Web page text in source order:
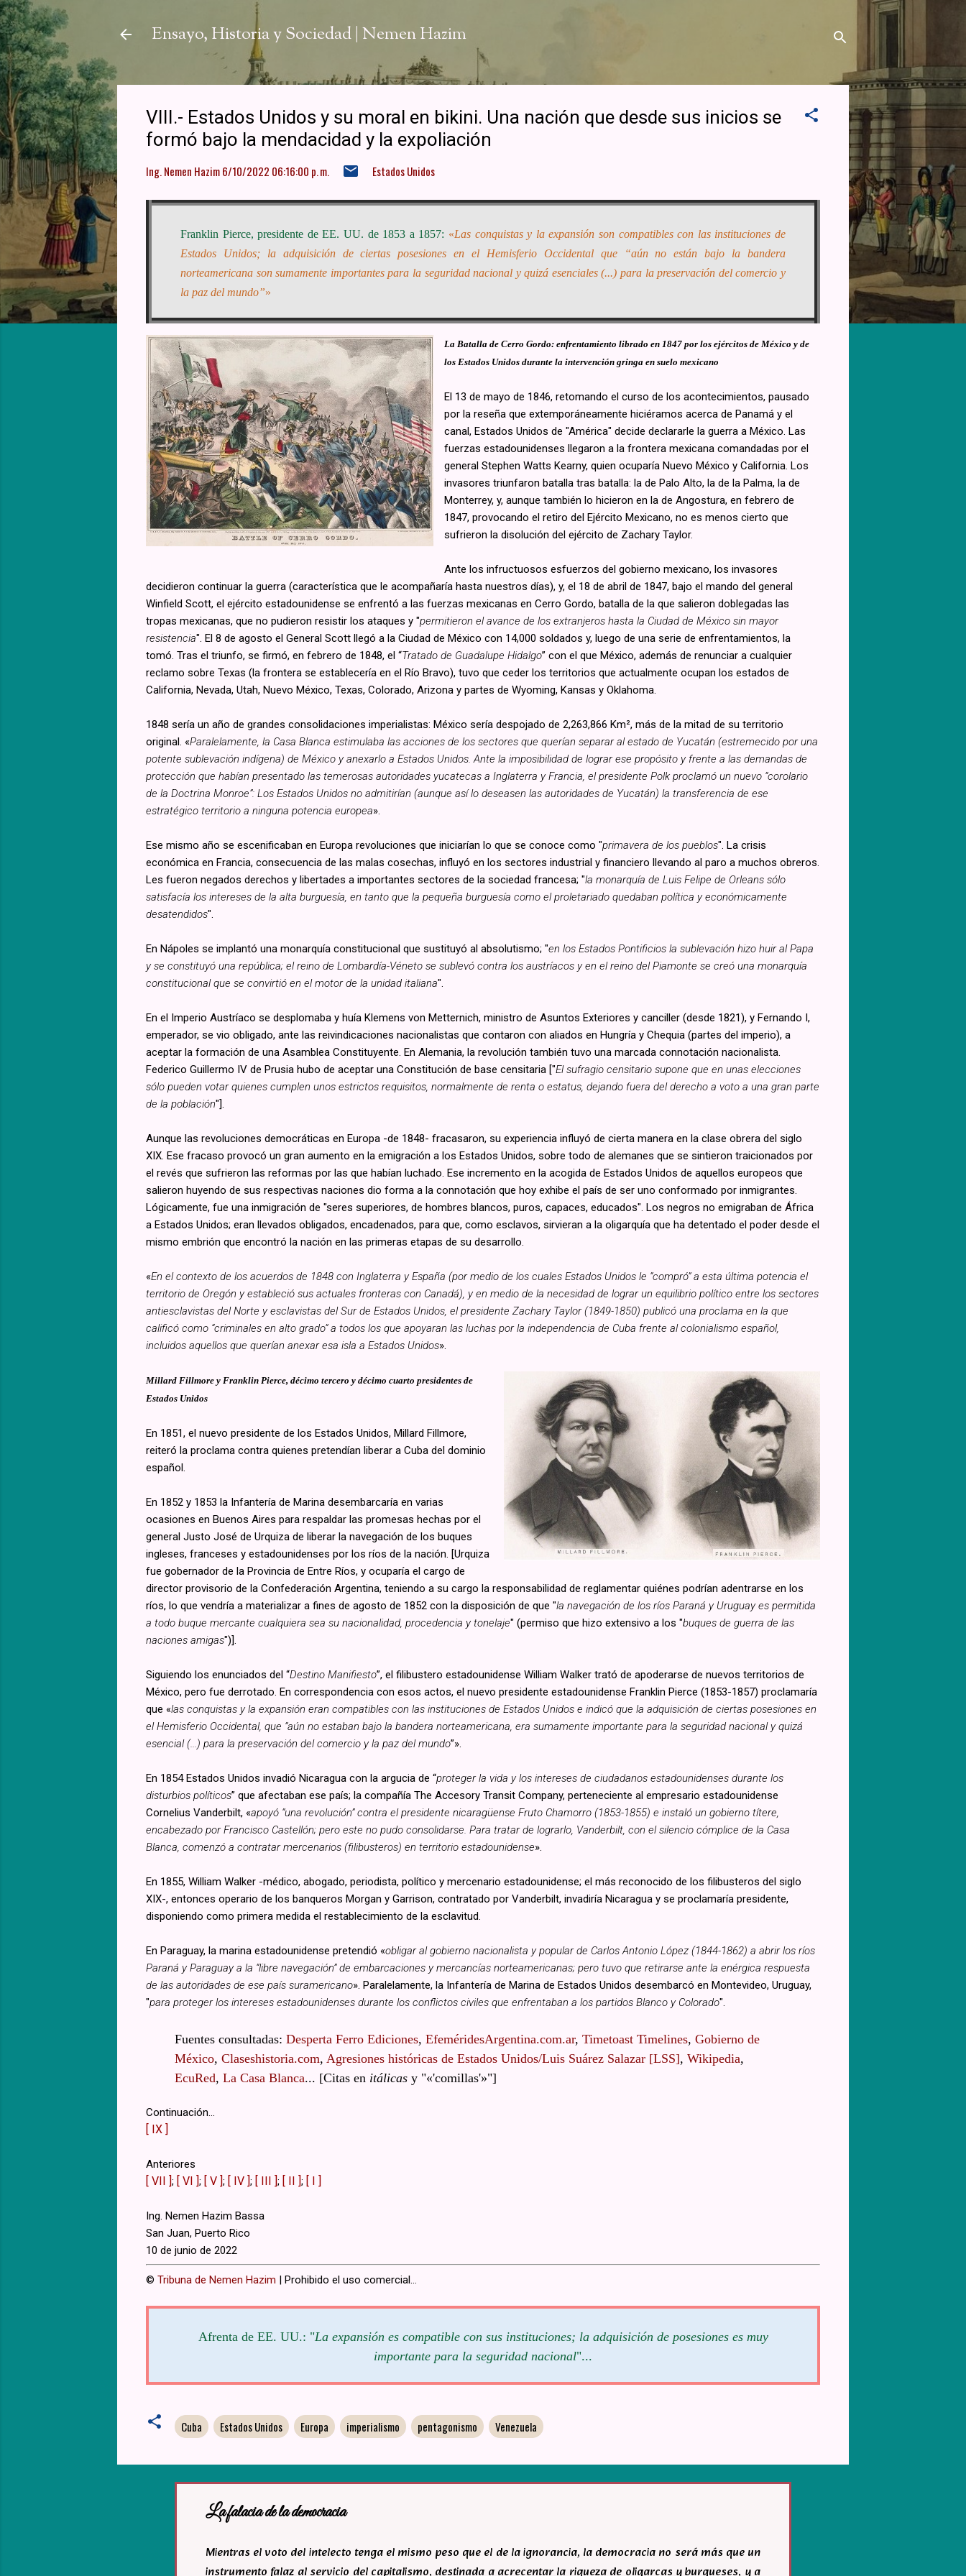
Ensayo, Historia y Sociedad | Nemen Hazim
VIII.- Estados Unidos y su moral en bikini. Una nación que desde sus inicios se
formó bajo la mendacidad y la expoliación
Ing. Nemen Hazim6/10/2022 06:16:00 p. m. Estados Unidos
Franklin Pierce, presidente de EE. UU. de 1853 a 1857: «Las conquistas y la expansión son compatibles con las instituciones de
Estados Unidos; la adquisición de ciertas posesiones en el Hemisferio Occidental que “aún no están bajo la bandera
norteamericana son sumamente importantes para la seguridad nacional y quizá esenciales (...) para la preservación del comercio y
la paz del mundo”»
La Batalla de Cerro Gordo: enfrentamiento librado en 1847 por los ejércitos de México y de
los Estados Unidos durante la intervención gringa en suelo mexicano
El 13 de mayo de 1846, retomando el curso de los acontecimientos, pausado
por la reseña que extemporáneamente hiciéramos acerca de Panamá y el
canal, Estados Unidos de "América" decide declararle la guerra a México. Las
fuerzas estadounidenses llegaron a la frontera mexicana comandadas por el
general Stephen Watts Kearny, quien ocuparía Nuevo México y California. Los
invasores triunfaron batalla tras batalla: la de Palo Alto, la de la Palma, la de
Monterrey, y, aunque también lo hicieron en la de Angostura, en febrero de
1847, provocando el retiro del Ejército Mexicano, no es menos cierto que
sufrieron la disolución del ejército de Zachary Taylor.
Ante los infructuosos esfuerzos del gobierno mexicano, los invasores
decidieron continuar la guerra (característica que le acompañaría hasta nuestros días), y, el 18 de abril de 1847, bajo el mando del general
Winfield Scott, el ejército estadounidense se enfrentó a las fuerzas mexicanas en Cerro Gordo, batalla de la que salieron doblegadas las
tropas mexicanas, que no pudieron resistir los ataques y "permitieron el avance de los extranjeros hasta la Ciudad de México sin mayor
resistencia". El 8 de agosto el General Scott llegó a la Ciudad de México con 14,000 soldados y, luego de una serie de enfrentamientos, la
tomó. Tras el triunfo, se firmó, en febrero de 1848, el “Tratado de Guadalupe Hidalgo” con el que México, además de renunciar a cualquier
reclamo sobre Texas (la frontera se establecería en el Río Bravo), tuvo que ceder los territorios que actualmente ocupan los estados de
California, Nevada, Utah, Nuevo México, Texas, Colorado, Arizona y partes de Wyoming, Kansas y Oklahoma.
1848 sería un año de grandes consolidaciones imperialistas: México sería despojado de 2,263,866 Km², más de la mitad de su territorio
original. «Paralelamente, la Casa Blanca estimulaba las acciones de los sectores que querían separar al estado de Yucatán (estremecido por una
potente sublevación indígena) de México y anexarlo a Estados Unidos. Ante la imposibilidad de lograr ese propósito y frente a las demandas de
protección que habían presentado las temerosas autoridades yucatecas a Inglaterra y Francia, el presidente Polk proclamó un nuevo “corolario
de la Doctrina Monroe”: Los Estados Unidos no admitirían (aunque así lo deseasen las autoridades de Yucatán) la transferencia de ese
estratégico territorio a ninguna potencia europea».
Ese mismo año se escenificaban en Europa revoluciones que iniciarían lo que se conoce como "primavera de los pueblos". La crisis
económica en Francia, consecuencia de las malas cosechas, influyó en los sectores industrial y financiero llevando al paro a muchos obreros.
Les fueron negados derechos y libertades a importantes sectores de la sociedad francesa; "la monarquía de Luis Felipe de Orleans sólo
satisfacía los intereses de la alta burguesía, en tanto que la pequeña burguesía como el proletariado quedaban política y económicamente
desatendidos".
En Nápoles se implantó una monarquía constitucional que sustituyó al absolutismo; "en los Estados Pontificios la sublevación hizo huir al Papa
y se constituyó una república; el reino de Lombardía-Véneto se sublevó contra los austríacos y en el reino del Piamonte se creó una monarquía
constitucional que se convirtió en el motor de la unidad italiana".
En el Imperio Austríaco se desplomaba y huía Klemens von Metternich, ministro de Asuntos Exteriores y canciller (desde 1821), y Fernando I,
emperador, se vio obligado, ante las reivindicaciones nacionalistas que contaron con aliados en Hungría y Chequia (partes del imperio), a
aceptar la formación de una Asamblea Constituyente. En Alemania, la revolución también tuvo una marcada connotación nacionalista.
Federico Guillermo IV de Prusia hubo de aceptar una Constitución de base censitaria ["El sufragio censitario supone que en unas elecciones
sólo pueden votar quienes cumplen unos estrictos requisitos, normalmente de renta o estatus, dejando fuera del derecho a voto a una gran parte
de la población"].
Aunque las revoluciones democráticas en Europa -de 1848- fracasaron, su experiencia influyó de cierta manera en la clase obrera del siglo
XIX. Ese fracaso provocó un gran aumento en la emigración a los Estados Unidos, sobre todo de alemanes que se sintieron traicionados por
el revés que sufrieron las reformas por las que habían luchado. Ese incremento en la acogida de Estados Unidos de aquellos europeos que
salieron huyendo de sus respectivas naciones dio forma a la connotación que hoy exhibe el país de ser uno conformado por inmigrantes.
Lógicamente, fue una inmigración de "seres superiores, de hombres blancos, puros, capaces, educados". Los negros no emigraban de África
a Estados Unidos; eran llevados obligados, encadenados, para que, como esclavos, sirvieran a la oligarquía que ha detentado el poder desde el
mismo embrión que encontró la nación en las primeras etapas de su desarrollo.
«En el contexto de los acuerdos de 1848 con Inglaterra y España (por medio de los cuales Estados Unidos le “compró” a esta última potencia el
territorio de Oregón y estableció sus actuales fronteras con Canadá), y en medio de la necesidad de lograr un equilibrio político entre los sectores
antiesclavistas del Norte y esclavistas del Sur de Estados Unidos, el presidente Zachary Taylor (1849-1850) publicó una proclama en la que
calificó como “criminales en alto grado” a todos los que apoyaran las luchas por la independencia de Cuba frente al colonialismo español,
incluidos aquellos que querían anexar esa isla a Estados Unidos».
Millard Fillmore y Franklin Pierce, décimo tercero y décimo cuarto presidentes de
Estados Unidos
En 1851, el nuevo presidente de los Estados Unidos, Millard Fillmore,
reiteró la proclama contra quienes pretendían liberar a Cuba del dominio
español.
En 1852 y 1853 la Infantería de Marina desembarcaría en varias
ocasiones en Buenos Aires para respaldar las promesas hechas por el
general Justo José de Urquiza de liberar la navegación de los buques
ingleses, franceses y estadounidenses por los ríos de la nación. [Urquiza
fue gobernador de la Provincia de Entre Ríos, y ocuparía el cargo de
director provisorio de la Confederación Argentina, teniendo a su cargo la responsabilidad de reglamentar quiénes podrían adentrarse en los
ríos, lo que vendría a materializar a fines de agosto de 1852 con la disposición de que "la navegación de los ríos Paraná y Uruguay es permitida
a todo buque mercante cualquiera sea su nacionalidad, procedencia y tonelaje" (permiso que hizo extensivo a los "buques de guerra de las
naciones amigas")].
Siguiendo los enunciados del “Destino Manifiesto”, el filibustero estadounidense William Walker trató de apoderarse de nuevos territorios de
México, pero fue derrotado. En correspondencia con esos actos, el nuevo presidente estadounidense Franklin Pierce (1853-1857) proclamaría
que «las conquistas y la expansión eran compatibles con las instituciones de Estados Unidos e indicó que la adquisición de ciertas posesiones en
el Hemisferio Occidental, que “aún no estaban bajo la bandera norteamericana, era sumamente importante para la seguridad nacional y quizá
esencial (...) para la preservación del comercio y la paz del mundo”».
En 1854 Estados Unidos invadió Nicaragua con la argucia de “proteger la vida y los intereses de ciudadanos estadounidenses durante los
disturbios políticos” que afectaban ese país; la compañía The Accesory Transit Company, perteneciente al empresario estadounidense
Cornelius Vanderbilt, «apoyó “una revolución” contra el presidente nicaragüense Fruto Chamorro (1853-1855) e instaló un gobierno títere,
encabezado por Francisco Castellón; pero este no pudo consolidarse. Para tratar de lograrlo, Vanderbilt, con el silencio cómplice de la Casa
Blanca, comenzó a contratar mercenarios (filibusteros) en territorio estadounidense».
En 1855, William Walker -médico, abogado, periodista, político y mercenario estadounidense; el más reconocido de los filibusteros del siglo
XIX-, entonces operario de los banqueros Morgan y Garrison, contratado por Vanderbilt, invadiría Nicaragua y se proclamaría presidente,
disponiendo como primera medida el restablecimiento de la esclavitud.
En Paraguay, la marina estadounidense pretendió «obligar al gobierno nacionalista y popular de Carlos Antonio López (1844-1862) a abrir los ríos
Paraná y Paraguay a la “libre navegación” de embarcaciones y mercancías norteamericanas; pero tuvo que retirarse ante la enérgica respuesta
de las autoridades de ese país suramericano». Paralelamente, la Infantería de Marina de Estados Unidos desembarcó en Montevideo, Uruguay,
"para proteger los intereses estadounidenses durante los conflictos civiles que enfrentaban a los partidos Blanco y Colorado".
Fuentes consultadas: Desperta Ferro Ediciones, EfeméridesArgentina.com.ar, Timetoast Timelines, Gobierno de
México, Claseshistoria.com, Agresiones históricas de Estados Unidos/Luis Suárez Salazar [LSS], Wikipedia,
EcuRed, La Casa Blanca... [Citas en itálicas y "«'comillas'»"]
Continuación...
[ IX ]
Anteriores
[ VII ]; [ VI ]; [ V ]; [ IV ]; [ III ]; [ II ]; [ I ]
Ing. Nemen Hazim Bassa
San Juan, Puerto Rico
10 de junio de 2022
© Tribuna de Nemen Hazim | Prohibido el uso comercial...
Afrenta de EE. UU.: "La expansión es compatible con sus instituciones; la adquisición de posesiones es muy
importante para la seguridad nacional"...
Cuba Estados Unidos Europa imperialismo pentagonismo Venezuela
La falacia de la democracia
Mientras el voto del intelecto tenga el mismo peso que el de la ignorancia, la democracia no será más que un